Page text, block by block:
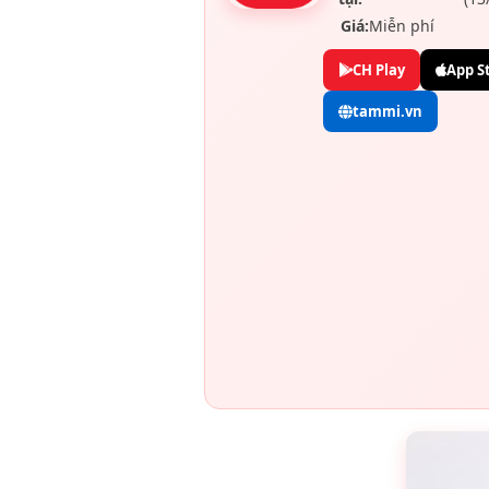
Giá:Miễn phí
CH Play App
tammi.vn